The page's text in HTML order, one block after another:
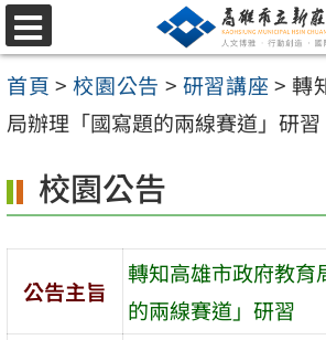
跳
至
主
要
容
區
選
單
首頁 > 校園公告 > 研習講座 > 轉
局辦理「國寫題的兩線賽道」研習
校園公告
公告主旨
轉知高雄市政府教育
的兩線賽道」研習